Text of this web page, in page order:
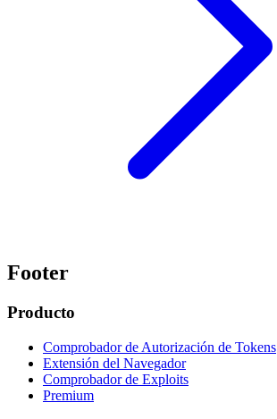
Footer
Producto
Comprobador de Autorización de Tokens
Extensión del Navegador
Comprobador de Exploits
Premium